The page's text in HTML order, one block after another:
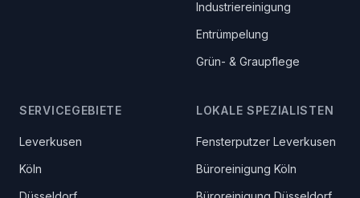
Industriereinigung
Entrümpelung
Grün- & Graupflege
SERVICEGEBIETE
Leverkusen
Köln
LOKALE SPEZIALISTEN
Fensterputzer Leverkusen
Büroreinigung Köln